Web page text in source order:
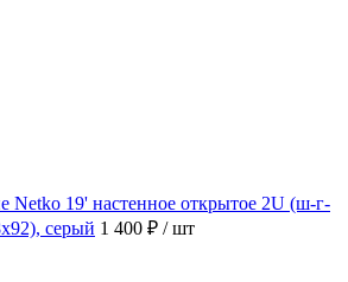
Netko 19' настенное открытое 2U (ш-г-
серый 1 400 ₽ / шт